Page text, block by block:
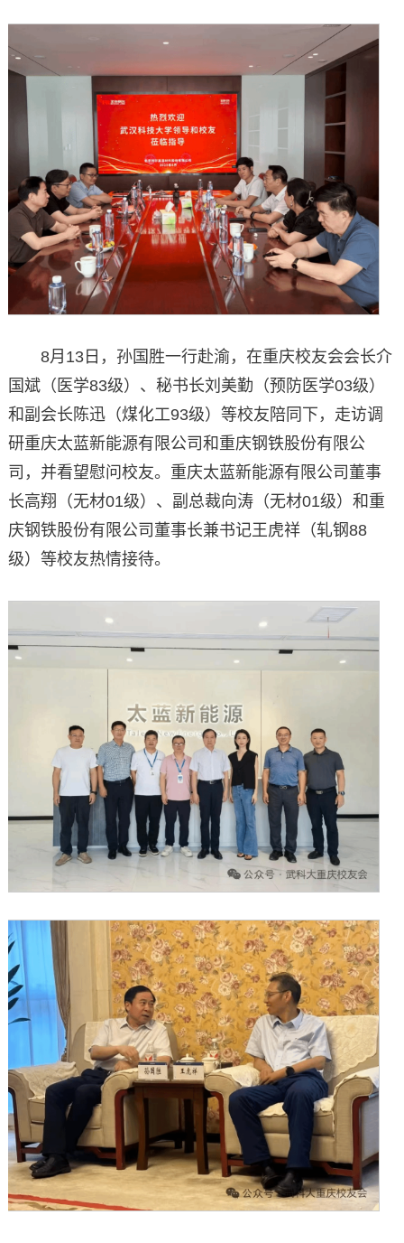
8月13日，孙国胜一行赴渝，在重庆校友会会长介
国斌（医学83级）、秘书长刘美勤（预防医学03级）
和副会长陈迅（煤化工93级）等校友陪同下，走访调
研重庆太蓝新能源有限公司和重庆钢铁股份有限公
司，并看望慰问校友。重庆太蓝新能源有限公司董事
长高翔（无材01级）、副总裁向涛（无材01级）和重
庆钢铁股份有限公司董事长兼书记王虎祥（轧钢88
级）等校友热情接待。